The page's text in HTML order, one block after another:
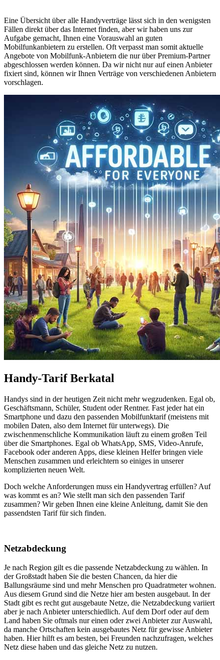
Eine Übersicht über alle Handyverträge lässt sich in den wenigsten
Fällen direkt über das Internet finden, aber wir haben uns zur
Aufgabe gemacht, Ihnen eine Vorauswahl an guten
Mobilfunkanbietern zu erstellen. Oft verpasst man somit aktuelle
Angebote von Mobilfunk-Anbietern die nur über Premium-Partner
abgeschlossen werden können. Da wir nicht nur auf einen Anbieter
fixiert sind, können wir Ihnen Verträge von verschiedenen Anbietern
vorschlagen.
Handy-Tarif Berkatal
Handys sind in der heutigen Zeit nicht mehr wegzudenken. Egal ob,
Geschäftsmann, Schüler, Student oder Rentner. Fast jeder hat ein
Smartphone und dazu den passenden Mobilfunktarif (meistens mit
mobilen Daten, also dem Internet für unterwegs). Die
zwischenmenschliche Kommunikation läuft zu einem großen Teil
über die Smartphones. Egal ob WhatsApp, SMS, Video-Anrufe,
Facebook oder anderen Apps, diese kleinen Helfer bringen viele
Menschen zusammen und erleichtern so einiges in unserer
komplizierten neuen Welt.
Doch welche Anforderungen muss ein Handyvertrag erfüllen? Auf
was kommt es an? Wie stellt man sich den passenden Tarif
zusammen? Wir geben Ihnen eine kleine Anleitung, damit Sie den
passendsten Tarif für sich finden.
Netzabdeckung
Je nach Region gilt es die passende Netzabdeckung zu wählen. In
der Großstadt haben Sie die besten Chancen, da hier die
Ballungsräume sind und mehr Menschen pro Quadratmeter wohnen.
Aus diesem Grund sind die Netze hier am besten ausgebaut. In der
Stadt gibt es recht gut ausgebaute Netze, die Netzabdeckung variiert
aber je nach Anbieter unterschiedlich. Auf dem Dorf oder auf dem
Land haben Sie oftmals nur einen oder zwei Anbieter zur Auswahl,
da manche Ortschaften kein ausgebautes Netz für gewisse Anbieter
haben. Hier hilft es am besten, bei Freunden nachzufragen, welches
Netz diese haben und das gleiche Netz zu nutzen.